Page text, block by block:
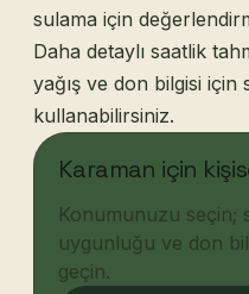
sulama için
Daha detaylı saatlik
yağış ve don bilgisi için
kullanabilirsiniz.
Karaman için
Konumunuzu seçin;
uygunluğu ve don
geçin.